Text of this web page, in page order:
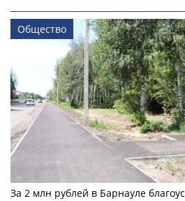
Общество
За 2 млн рублей в Барнауле